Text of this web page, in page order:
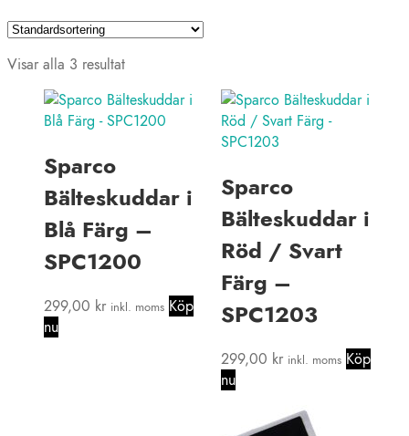
Visar alla 3 resultat
Sparco
Bälteskuddar i
Blå Färg –
SPC1200
299,00 kr inkl. moms Köp
nu
Sparco
Bälteskuddar i
Röd / Svart
Färg –
SPC1203
299,00 kr inkl. moms Köp
nu